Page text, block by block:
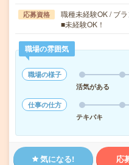
応募資格
職種未経験OK / ブ
■未経験OK！
職場の雰囲気
職場の様子
活気がある
仕事の仕方
テキパキ
気になる! 応